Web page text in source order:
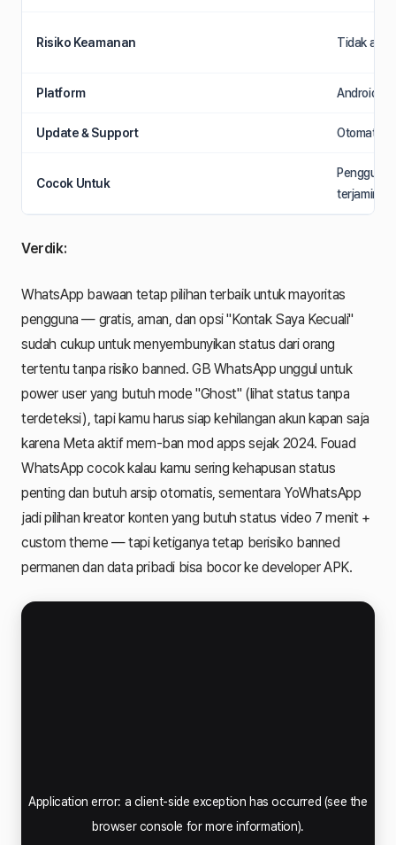
Risiko Keamanan Tidak ada
Platform Android,
Update & Support Otomatis
Cocok Untuk
Pengguna
terjamin
Verdik:
WhatsApp bawaan tetap pilihan terbaik untuk mayoritas
pengguna — gratis, aman, dan opsi "Kontak Saya Kecuali"
sudah cukup untuk menyembunyikan status dari orang
tertentu tanpa risiko banned. GB WhatsApp unggul untuk
power user yang butuh mode "Ghost" (lihat status tanpa
terdeteksi), tapi kamu harus siap kehilangan akun kapan saja
karena Meta aktif mem-ban mod apps sejak 2024. Fouad
WhatsApp cocok kalau kamu sering kehapusan status
penting dan butuh arsip otomatis, sementara YoWhatsApp
jadi pilihan kreator konten yang butuh status video 7 menit +
custom theme — tapi ketiganya tetap berisiko banned
permanen dan data pribadi bisa bocor ke developer APK.